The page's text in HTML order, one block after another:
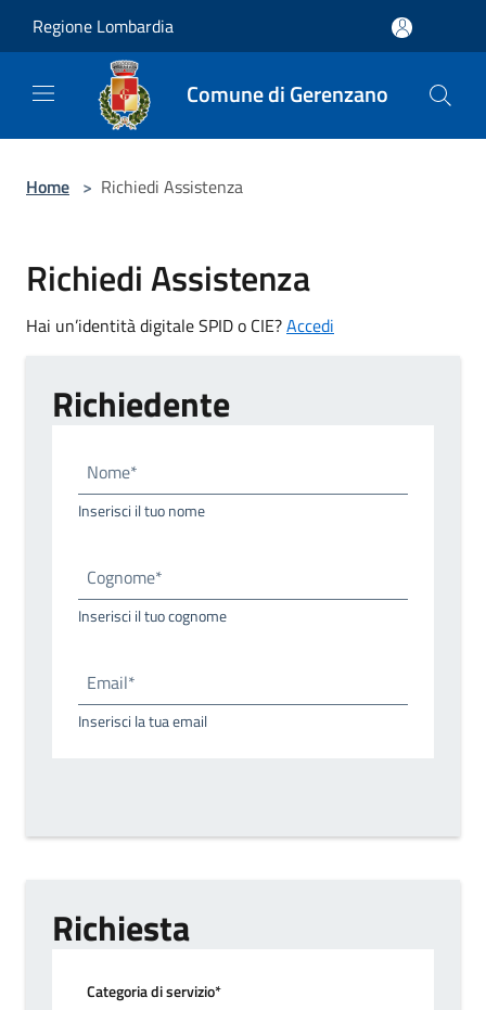
Regione Lombardia
Comune di Gerenzano
Home > Richiedi Assistenza
Richiedi Assistenza
Hai un’identità digitale SPID o CIE?Accedi
Richiedente
Nome*
Inserisci il tuo nome
Cognome*
Inserisci il tuo cognome
Email*
Inserisci la tua email
Richiesta
Categoria di servizio*